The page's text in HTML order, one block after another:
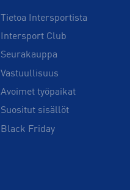
Tietoa Intersportista
Intersport Club
Seurakauppa
Vastuullisuus
Avoimet työpaikat
Suositut sisällöt
Black Friday